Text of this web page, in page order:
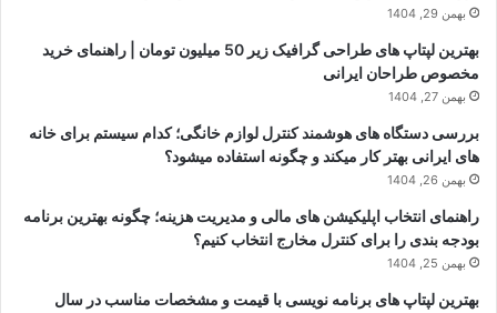
بهمن 29, 1404
بهترین لپتاپ های طراحی گرافیک زیر 50 میلیون تومان | راهنمای خرید
مخصوص طراحان ایرانی
بهمن 27, 1404
بررسی دستگاه های هوشمند کنترل لوازم خانگی؛ کدام سیستم برای خانه
های ایرانی بهتر کار میکند و چگونه استفاده میشود؟
بهمن 26, 1404
راهنمای انتخاب اپلیکیشن های مالی و مدیریت هزینه؛ چگونه بهترین برنامه
بودجه بندی را برای کنترل مخارج انتخاب کنیم؟
بهمن 25, 1404
بهترین لپتاپ های برنامه نویسی با قیمت و مشخصات مناسب در سال